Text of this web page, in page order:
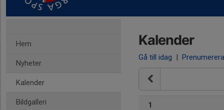
Hem
Nyheter
Kalender
Bildgalleri
Kalender
Gå till idag | Prenumerera
1